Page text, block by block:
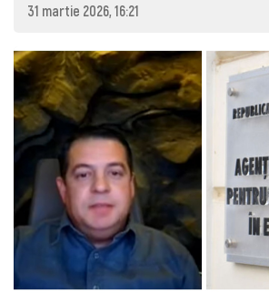
31 martie 2026, 16:21